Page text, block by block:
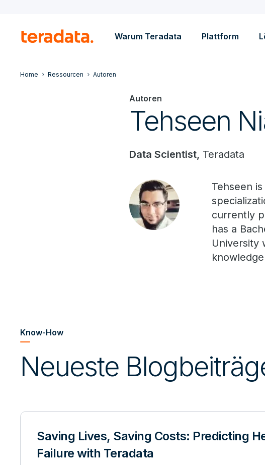
Warum Teradata Plattform
Home Ressourcen Autoren
Autoren
Tehseen
Data Scientist, Teradata
Tehseen
currently
has a
University
Know-How
Neueste
Saving Lives, Saving Costs: Predicting
Failure with Teradata